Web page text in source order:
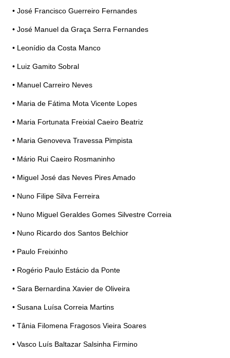
• José Francisco Guerreiro Fernandes
• José Manuel da Graça Serra Fernandes
• Leonídio da Costa Manco
• Luiz Gamito Sobral
• Manuel Carreiro Neves
• Maria de Fátima Mota Vicente Lopes
• Maria Fortunata Freixial Caeiro Beatriz
• Maria Genoveva Travessa Pimpista
• Mário Rui Caeiro Rosmaninho
• Miguel José das Neves Pires Amado
• Nuno Filipe Silva Ferreira
• Nuno Miguel Geraldes Gomes Silvestre Correia
• Nuno Ricardo dos Santos Belchior
• Paulo Freixinho
• Rogério Paulo Estácio da Ponte
• Sara Bernardina Xavier de Oliveira
• Susana Luísa Correia Martins
• Tânia Filomena Fragosos Vieira Soares
• Vasco Luís Baltazar Salsinha Firmino